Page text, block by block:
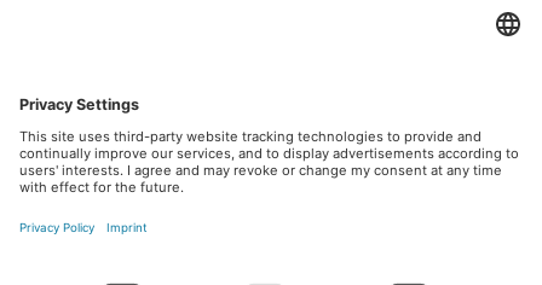
that may collect data about your activity.
Please review the details and accept the
service to see this content.